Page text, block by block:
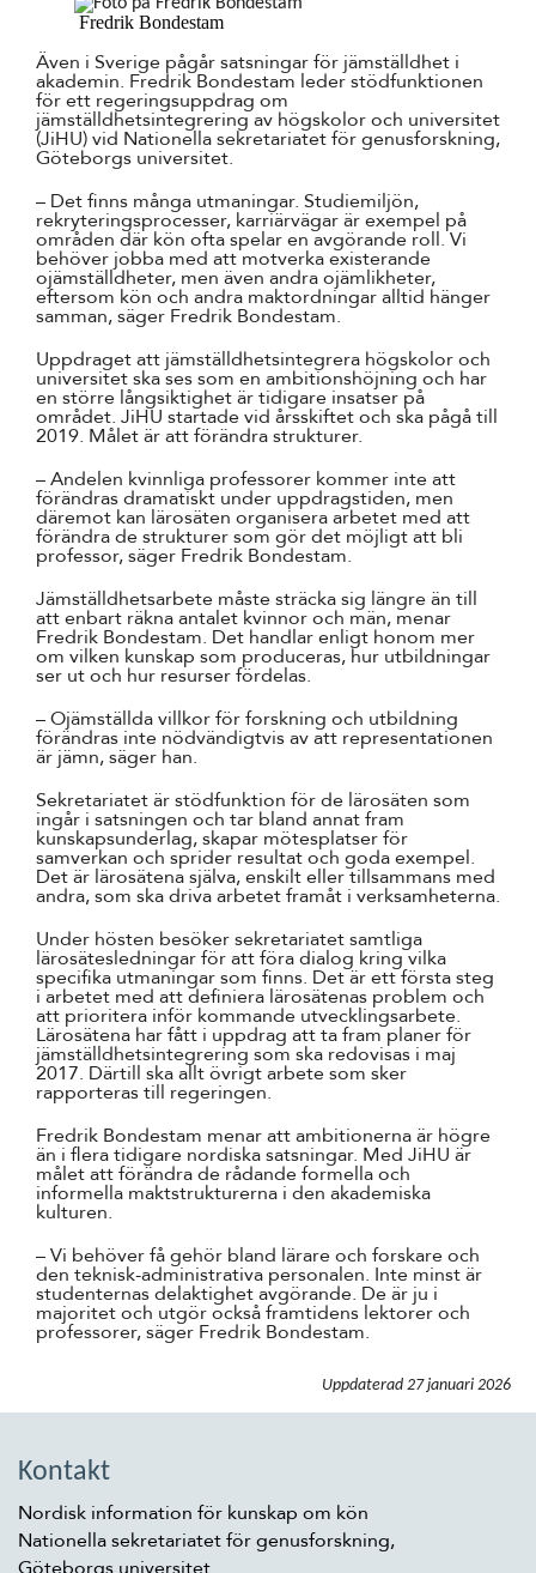
Fredrik Bondestam
Även i Sverige pågår satsningar för jämställdhet i
akademin. Fredrik Bondestam leder stödfunktionen
för ett regeringsuppdrag om
jämställdhetsintegrering av högskolor och universitet
(JiHU) vid Nationella sekretariatet för genusforskning,
Göteborgs universitet.
– Det finns många utmaningar. Studiemiljön,
rekryteringsprocesser, karriärvägar är exempel på
områden där kön ofta spelar en avgörande roll. Vi
behöver jobba med att motverka existerande
ojämställdheter, men även andra ojämlikheter,
eftersom kön och andra maktordningar alltid hänger
samman, säger Fredrik Bondestam.
Uppdraget att jämställdhetsintegrera högskolor och
universitet ska ses som en ambitionshöjning och har
en större långsiktighet är tidigare insatser på
området. JiHU startade vid årsskiftet och ska pågå till
2019. Målet är att förändra strukturer.
– Andelen kvinnliga professorer kommer inte att
förändras dramatiskt under uppdragstiden, men
däremot kan lärosäten organisera arbetet med att
förändra de strukturer som gör det möjligt att bli
professor, säger Fredrik Bondestam.
Jämställdhetsarbete måste sträcka sig längre än till
att enbart räkna antalet kvinnor och män, menar
Fredrik Bondestam. Det handlar enligt honom mer
om vilken kunskap som produceras, hur utbildningar
ser ut och hur resurser fördelas.
– Ojämställda villkor för forskning och utbildning
förändras inte nödvändigtvis av att representationen
är jämn, säger han.
Sekretariatet är stödfunktion för de lärosäten som
ingår i satsningen och tar bland annat fram
kunskapsunderlag, skapar mötesplatser för
samverkan och sprider resultat och goda exempel.
Det är lärosätena själva, enskilt eller tillsammans med
andra, som ska driva arbetet framåt i verksamheterna.
Under hösten besöker sekretariatet samtliga
lärosätesledningar för att föra dialog kring vilka
specifika utmaningar som finns. Det är ett första steg
i arbetet med att definiera lärosätenas problem och
att prioritera inför kommande utvecklingsarbete.
Lärosätena har fått i uppdrag att ta fram planer för
jämställdhetsintegrering som ska redovisas i maj
2017. Därtill ska allt övrigt arbete som sker
rapporteras till regeringen.
Fredrik Bondestam menar att ambitionerna är högre
än i flera tidigare nordiska satsningar. Med JiHU är
målet att förändra de rådande formella och
informella maktstrukturerna i den akademiska
kulturen.
– Vi behöver få gehör bland lärare och forskare och
den teknisk-administrativa personalen. Inte minst är
studenternas delaktighet avgörande. De är ju i
majoritet och utgör också framtidens lektorer och
professorer, säger Fredrik Bondestam.
Uppdaterad 27 januari 2026
Kontakt
Nordisk information för kunskap om kön
Nationella sekretariatet för genusforskning,